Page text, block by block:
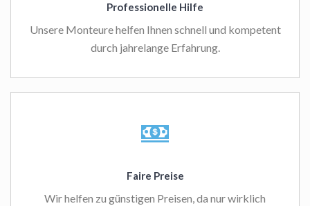
Professionelle Hilfe
Unsere Monteure helfen Ihnen schnell und kompetent
durch jahrelange Erfahrung.
Faire Preise
Wir helfen zu günstigen Preisen, da nur wirklich